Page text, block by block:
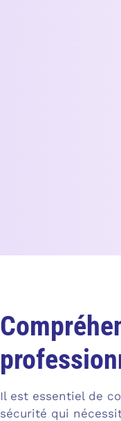
Il est essentiel de
sécurité qui